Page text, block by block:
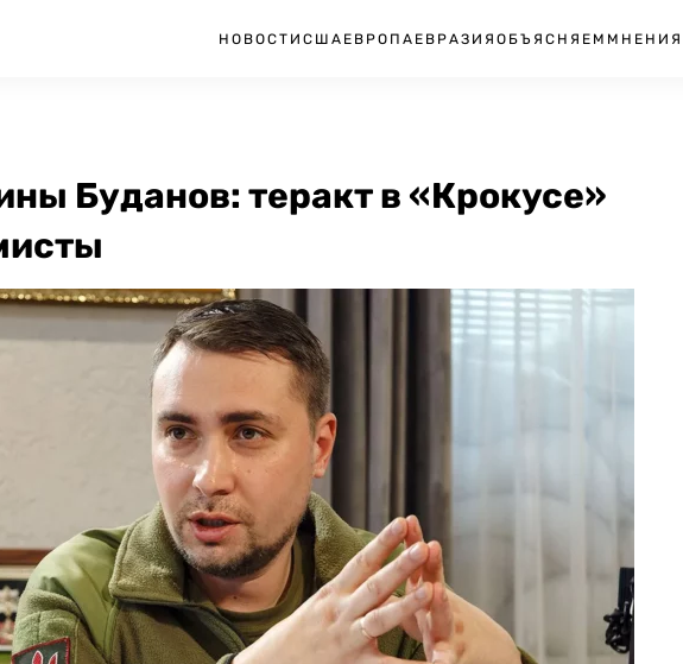
НОВОСТИ США ЕВРОПА ЕВРАЗИЯ ОБЪЯСНЯЕМ МНЕНИЯ
Буданов: теракт в «Крокусе»